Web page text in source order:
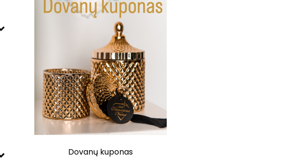
Dovanų kuponas